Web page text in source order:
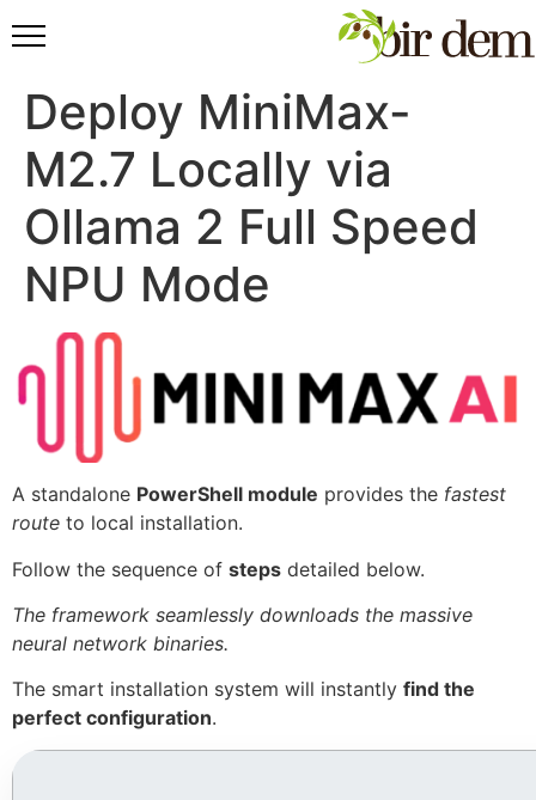
Deploy MiniMax-
M2.7 Locally via
Ollama 2 Full Speed
NPU Mode
A standalone PowerShell module provides the fastest
route to local installation.
Follow the sequence of steps detailed below.
The framework seamlessly downloads the massive
neural network binaries.
The smart installation system will instantly find the
perfect configuration.